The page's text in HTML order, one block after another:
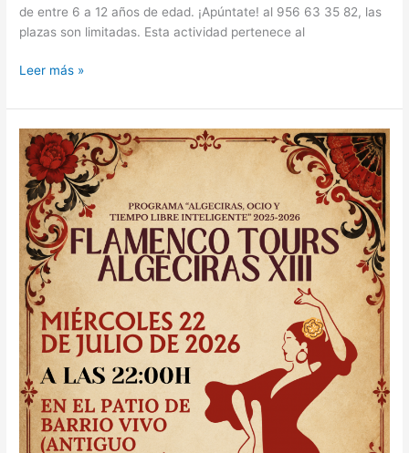
de entre 6 a 12 años de edad. ¡Apúntate! al 956 63 35 82, las
plazas son limitadas. Esta actividad pertenece al
Leer más »
FLAMENCO
TOURS
ALGECIRAS
XIII